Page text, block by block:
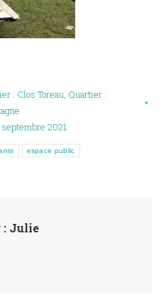
: Clos Toreau, Quartier :
2021
espace public
: Julie